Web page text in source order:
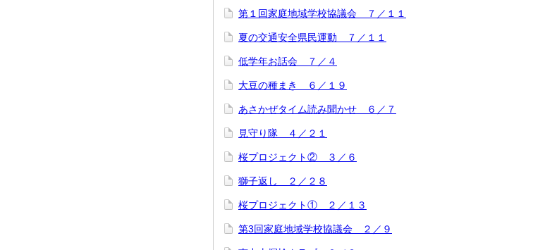
第１回家庭地域学校協議会 ７／１１
夏の交通安全県民運動 ７／１１
低学年お話会 ７／４
大豆の種まき ６／１９
あさかぜタイム読み聞かせ ６／７
見守り隊 ４／２１
桜プロジェクト② ３／６
獅子返し ２／２８
桜プロジェクト① ２／１３
第3回家庭地域学校協議会 ２／９